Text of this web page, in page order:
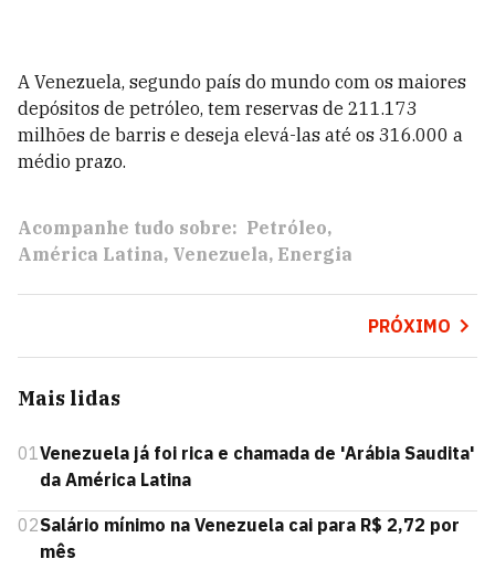
A Venezuela, segundo país do mundo com os maiores
depósitos de petróleo, tem reservas de 211.173
milhões de barris e deseja elevá-las até os 316.000 a
médio prazo.
Acompanhe tudo sobre: Petróleo
América Latina Venezuela Energia
PRÓXIMO
Mais lidas
01Venezuela já foi rica e chamada de 'Arábia Saudita'
da América Latina
02Salário mínimo na Venezuela cai para R$ 2,72 por
mês